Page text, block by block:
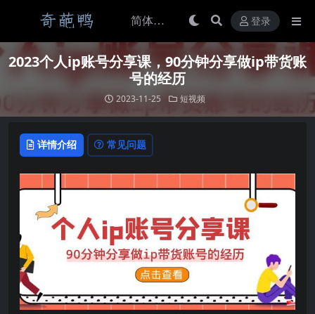
登录
2023个人ip账号分享课，90分钟分享做ip带货账
号的经历
2023-11-25 短视频
详情介绍 常见问题